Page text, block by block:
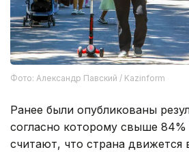
Фото: Александр Павский / Kazinform
Ранее были опубликованы
согласно которому свыше 84%
считают, что страна движется